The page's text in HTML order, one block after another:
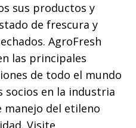
sus productos y
de frescura y
AgroFresh
las principales
de todo el mundo
socios en la industria
manejo del etileno
Visite